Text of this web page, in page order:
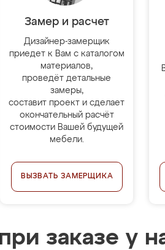
Замер и расчет
Дизайнер-замерщик
приедет к Вам с каталогом
материалов,
проведёт детальные
замеры,
составит проект и сделает
окончательный расчёт
стоимости Вашей будущей
мебели.
ВЫЗВАТЬ ЗАМЕРЩИКА
заказе у